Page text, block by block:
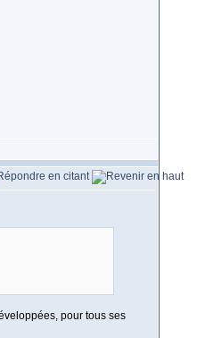
pour tous ses